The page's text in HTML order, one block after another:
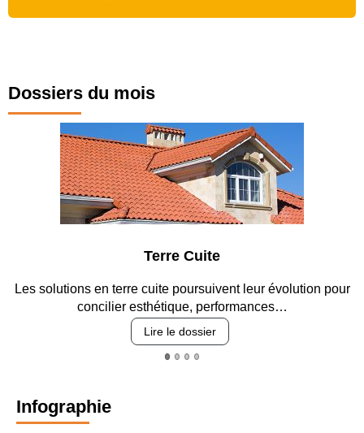
Dossiers du mois
Terre Cuite
Les solutions en terre cuite poursuivent leur évolution pour
concilier esthétique, performances…
Lire le dossier
Infographie